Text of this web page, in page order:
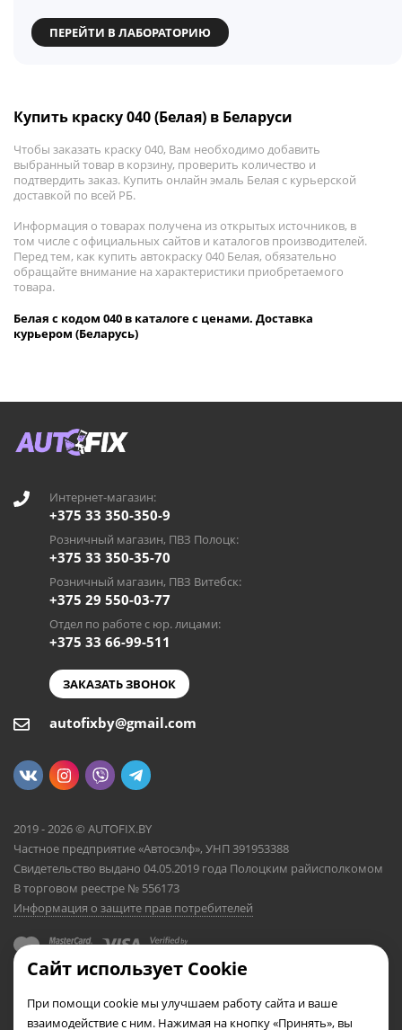
ПЕРЕЙТИ В ЛАБОРАТОРИЮ
Купить краску 040 (Белая) в Беларуси
Чтобы заказать краску 040, Вам необходимо добавить
выбранный товар в корзину, проверить количество и
подтвердить заказ. Купить онлайн эмаль Белая с курьерской
доставкой по всей РБ.
Информация о товарах получена из открытых источников, в
том числе с официальных сайтов и каталогов производителей.
Перед тем, как купить автокраску 040 Белая, обязательно
обращайте внимание на характеристики приобретаемого
товара.
Белая с кодом 040 в каталоге с ценами. Доставка
курьером (Беларусь)
Интернет-магазин:
+375 33 350-350-9
Розничный магазин, ПВЗ Полоцк:
+375 33 350-35-70
Розничный магазин, ПВЗ Витебск:
+375 29 550-03-77
Отдел по работе с юр. лицами:
+375 33 66-99-511
ЗАКАЗАТЬ ЗВОНОК
autofixby@gmail.com
2019 - 2026 © AUTOFIX.BY
Частное предприятие «Автосэлф», УНП 391953388
Свидетельство выдано 04.05.2019 года Полоцким райисполкомом
В торговом реестре № 556173
Информация о защите прав потребителей
Сайт использует Cookie
При помощи cookie мы улучшаем работу сайта и ваше
взаимодействие с ним. Нажимая на кнопку «Принять», вы